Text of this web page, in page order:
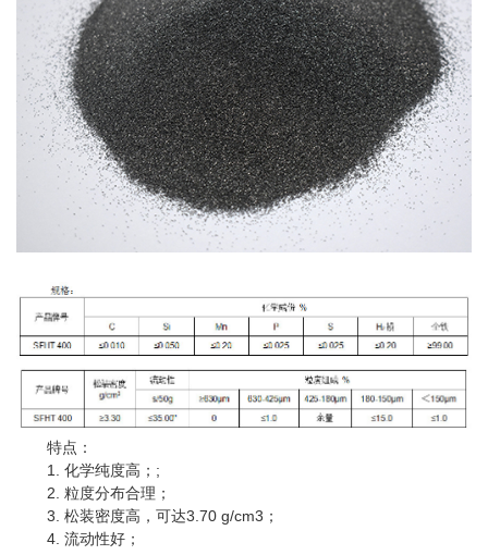
特点：
1. 化学纯度高；;
2. 粒度分布合理；
3. 松装密度高，可达3.70 g/cm3；
4. 流动性好；